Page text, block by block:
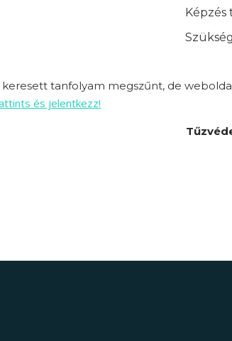
Képzés
keresett tanfolyam megszűnt, de
és jelentkezz!